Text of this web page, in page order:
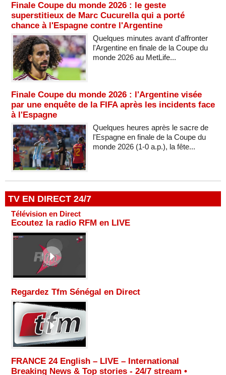
Finale Coupe du monde 2026 : le geste
superstitieux de Marc Cucurella qui a porté
chance à l'Espagne contre l'Argentine
Quelques minutes avant d'affronter
l'Argentine en finale de la Coupe du
monde 2026 au MetLife...
Finale Coupe du monde 2026 : l'Argentine visée
par une enquête de la FIFA après les incidents face
à l'Espagne
Quelques heures après le sacre de
l'Espagne en finale de la Coupe du
monde 2026 (1-0 a.p.), la fête...
TV EN DIRECT 24/7
Télévision en Direct
Ecoutez la radio RFM en LIVE
Regardez Tfm Sénégal en Direct
FRANCE 24 English – LIVE – International
Breaking News & Top stories - 24/7 stream •